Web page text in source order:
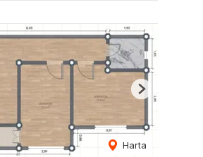
Harta
Next